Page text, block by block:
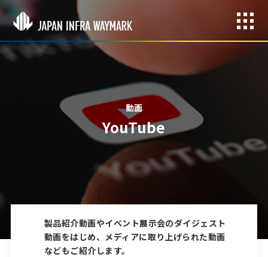
動画
YouTube
製品紹介動画やイベント展示会のダイジェスト
動画をはじめ、 メディアに取り上げられた動画
などもご紹介します。